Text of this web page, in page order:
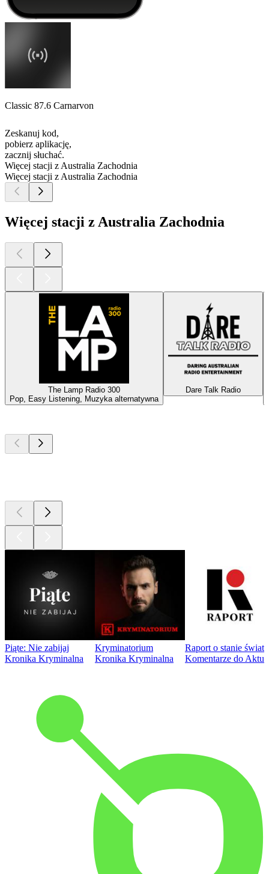
Classic 87.6 Carnarvon
Zeskanuj kod,
pobierz aplikację,
zacznij słuchać.
Więcej stacji z Australia Zachodnia
Więcej stacji z Australia Zachodnia
Więcej stacji z Australia Zachodnia
The Lamp Radio 300
Pop, Easy Listening, Muzyka alternatywna
Dare Talk Radio
Piąte: Nie zabijaj
Kronika Kryminalna
Kryminatorium
Kronika Kryminalna
Raport o stanie
Komentarze do